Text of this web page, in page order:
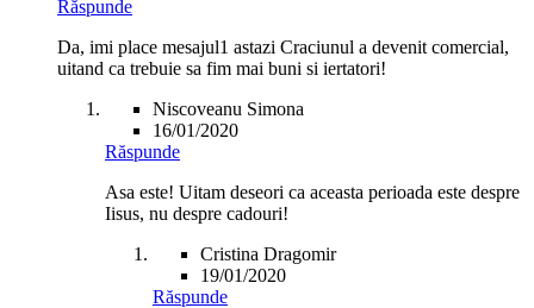
Răspunde
Da, imi place mesajul1 astazi Craciunul a devenit comercial,
uitand ca trebuie sa fim mai buni si iertatori!
Niscoveanu Simona
16/01/2020
Răspunde
Asa este! Uitam deseori ca aceasta perioada este despre
Iisus, nu despre cadouri!
Cristina Dragomir
19/01/2020
Răspunde